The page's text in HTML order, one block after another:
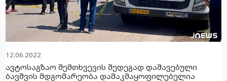
12.06.2022
ავტოსაგზაო შემთხვევის შედეგად დაშავებული
ბავშვის მდგომარეობა დამაკმაყოფილებელია